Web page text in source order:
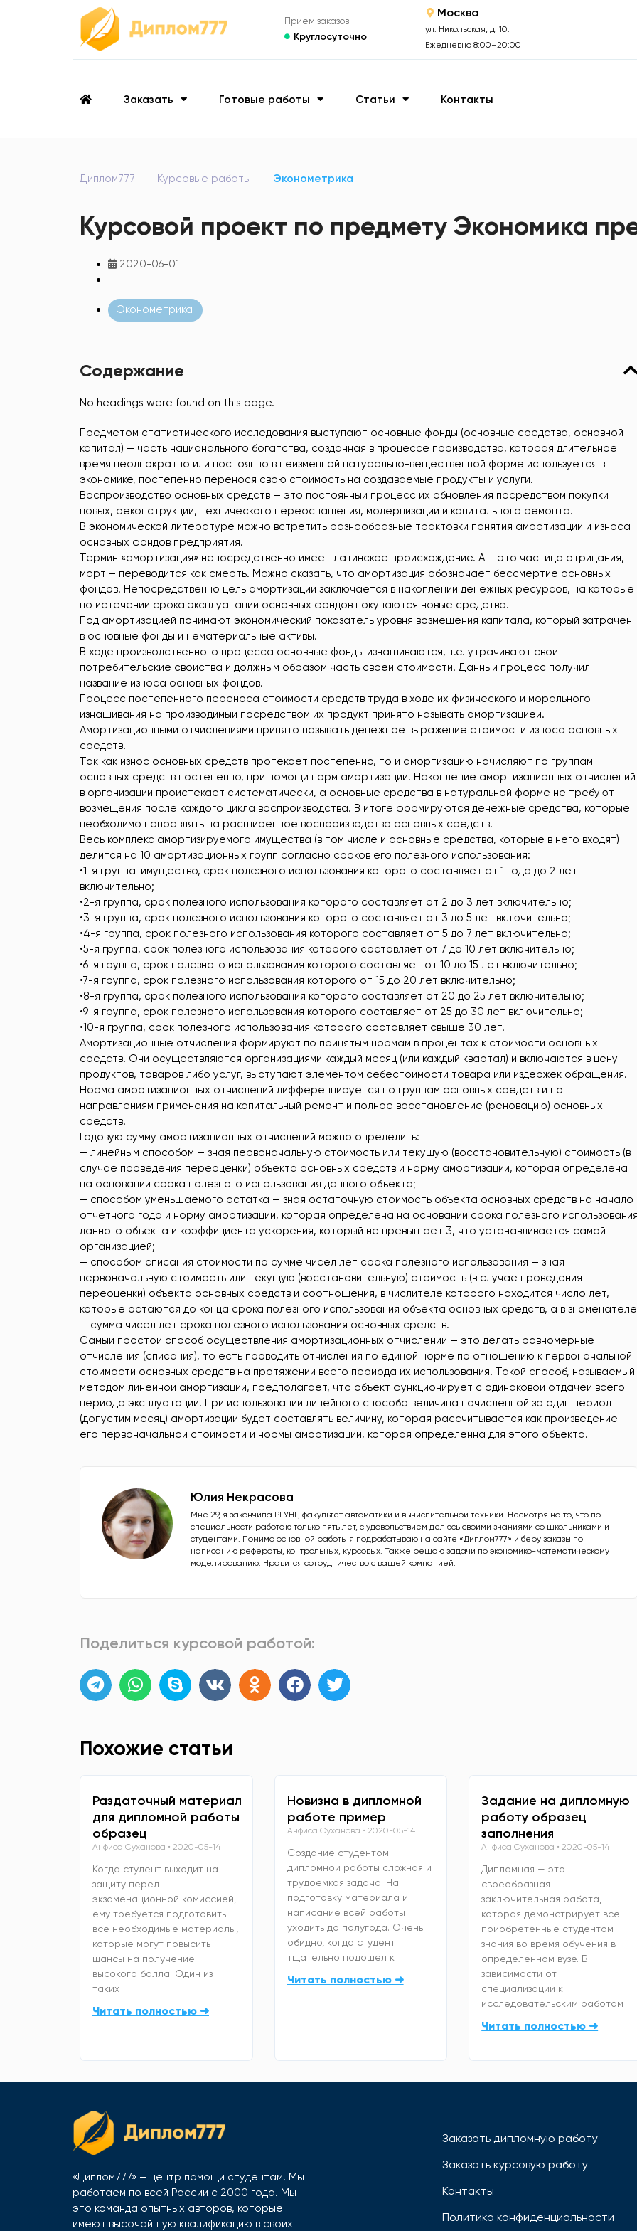
Приём заказов:
Круглосуточно
Москва
ул. Никольская, д. 10.
Ежедневно 8:00–20:00
Заказать Готовые работы Статьи Контакты
Диплом777 | Курсовые работы | Эконометрика
Курсовой проект по предмету Экономика
2020-06-01
Эконометрика
Содержание
No headings were found on this page.
Предметом статистического исследования выступают основные фонды (основные средства, основной
капитал) — часть национального богатства, созданная в процессе производства, которая длительное
время неоднократно или постоянно в неизменной натурально-вещественной форме используется в
экономике, постепенно перенося свою стоимость на создаваемые продукты и услуги.
Воспроизводство основных средств — это постоянный процесс их обновления посредством покупки
новых, реконструкции, технического переоснащения, модернизации и капитального ремонта.
В экономической литературе можно встретить разнообразные трактовки понятия амортизации и износа
основных фондов предприятия.
Термин «амортизация» непосредственно имеет латинское происхождение. А – это частица отрицания,
морт – переводится как смерть. Можно сказать, что амортизация обозначает бессмертие основных
фондов. Непосредственно цель амортизации заключается в накоплении денежных ресурсов, на которые
по истечении срока эксплуатации основных фондов покупаются новые средства.
Под амортизацией понимают экономический показатель уровня возмещения капитала, который затрачен
в основные фонды и нематериальные активы.
В ходе производственного процесса основные фонды изнашиваются, т.е. утрачивают свои
потребительские свойства и должным образом часть своей стоимости. Данный процесс получил
название износа основных фондов.
Процесс постепенного переноса стоимости средств труда в ходе их физического и морального
изнашивания на производимый посредством их продукт принято называть амортизацией.
Амортизационными отчислениями принято называть денежное выражение стоимости износа основных
средств.
Так как износ основных средств протекает постепенно, то и амортизацию начисляют по группам
основных средств постепенно, при помощи норм амортизации. Накопление амортизационных отчислений
в организации проистекает систематически, а основные средства в натуральной форме не требуют
возмещения после каждого цикла воспроизводства. В итоге формируются денежные средства, которые
необходимо направлять на расширенное воспроизводство основных средств.
Весь комплекс амортизируемого имущества (в том числе и основные средства, которые в него входят)
делится на 10 амортизационных групп согласно сроков его полезного использования:
•1-я группа-имущество, срок полезного использования которого составляет от 1 года до 2 лет
включительно;
•2-я группа, срок полезного использования которого составляет от 2 до 3 лет включительно;
•3-я группа, срок полезного использования которого составляет от 3 до 5 лет включительно;
•4-я группа, срок полезного использования которого составляет от 5 до 7 лет включительно;
•5-я группа, срок полезного использования которого составляет от 7 до 10 лет включительно;
•6-я группа, срок полезного использования которого составляет от 10 до 15 лет включительно;
•7-я группа, срок полезного использования которого от 15 до 20 лет включительно;
•8-я группа, срок полезного использования которого составляет от 20 до 25 лет включительно;
•9-я группа, срок полезного использования которого составляет от 25 до 30 лет включительно;
•10-я группа, срок полезного использования которого составляет свыше 30 лет.
Амортизационные отчисления формируют по принятым нормам в процентах к стоимости основных
средств. Они осуществляются организациями каждый месяц (или каждый квартал) и включаются в цену
продуктов, товаров либо услуг, выступают элементом себестоимости товара или издержек обращения.
Норма амортизационных отчислений дифференцируется по группам основных средств и по
направлениям применения на капитальный ремонт и полное восстановление (реновацию) основных
средств.
Годовую сумму амортизационных отчислений можно определить:
— линейным способом — зная первоначальную стоимость или текущую (восстановительную) стоимость (в
случае проведения переоценки) объекта основных средств и норму амортизации, которая определена
на основании срока полезного использования данного объекта;
— способом уменьшаемого остатка — зная остаточную стоимость объекта основных средств на начало
отчетного года и норму амортизации, которая определена на основании срока полезного
данного объекта и коэффициента ускорения, который не превышает 3, что устанавливается самой
организацией;
— способом списания стоимости по сумме чисел лет срока полезного использования — зная
первоначальную стоимость или текущую (восстановительную) стоимость (в случае проведения
переоценки) объекта основных средств и соотношения, в числителе которого находится число лет,
которые остаются до конца срока полезного использования объекта основных средств, а в знаменателе
— сумма чисел лет срока полезного использования основных средств.
Самый простой способ осуществления амортизационных отчислений — это делать равномерные
отчисления (списания), то есть проводить отчисления по единой норме по отношению к первоначальной
стоимости основных средств на протяжении всего периода их использования. Такой способ, называемый
методом линейной амортизации, предполагает, что объект функционирует с одинаковой отдачей всего
периода эксплуатации. При использовании линейного способа величина начисленной за один период
(допустим месяц) амортизации будет составлять величину, которая рассчитывается как произведение
его первоначальной стоимости и нормы амортизации, которая определенна для этого объекта.
Юлия Некрасова
Мне 29, я закончила РГУНГ, факультет автоматики и вычислительной техники. Несмотря на то, что по
специальности работаю только пять лет, с удовольствием делюсь своими знаниями со школьниками и
студентами. Помимо основной работы я подрабатываю на сайте «Диплом777» и беру заказы по
написанию рефераты, контрольных, курсовых. Также решаю задачи по экономико-математическому
моделированию. Нравится сотрудничество с вашей компанией.
Поделиться курсовой работой:
Похожие статьи
Раздаточный материал
для дипломной работы
образец
Анфиса Суханова 2020-05-14
Когда студент выходит на
защиту перед
экзаменационной комиссией,
ему требуется подготовить
все необходимые материалы,
которые могут повысить
шансы на получение
высокого балла. Один из
таких
Читать полностью ➜
Новизна в дипломной
работе пример
Анфиса Суханова 2020-05-14
Создание студентом
дипломной работы сложная и
трудоемкая задача. На
подготовку материала и
написание всей работы
уходить до полугода. Очень
обидно, когда студент
тщательно подошел к
Читать полностью ➜
Задание на дипломную
работу образец
заполнения
Анфиса Суханова 2020-05-14
Дипломная — это
своеобразная
заключительная работа,
которая демонстрирует все
приобретенные студентом
знания во время обучения в
определенном вузе. В
зависимости от
специализации к
исследовательским работам
Читать полностью ➜
«Диплом777» — центр помощи студентам. Мы
работаем по всей России с 2000 года. Мы —
это команда опытных авторов, которые
имеют высочайшую квалификацию в своих
Заказать дипломную работу
Заказать курсовую работу
Контакты
Политика конфиденциальности